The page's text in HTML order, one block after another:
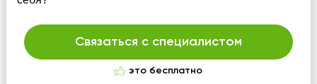
Связаться с специалистом
это бесплатно